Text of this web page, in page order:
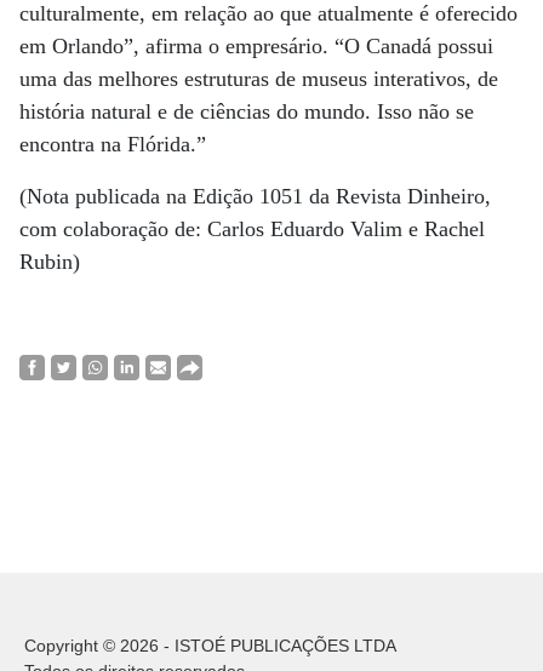
culturalmente, em relação ao que atualmente é oferecido
em Orlando”, afirma o empresário. “O Canadá possui
uma das melhores estruturas de museus interativos, de
história natural e de ciências do mundo. Isso não se
encontra na Flórida.”
(Nota publicada na Edição 1051 da Revista Dinheiro,
com colaboração de: Carlos Eduardo Valim e Rachel
Rubin)
Copyright © 2026 - ISTOÉ PUBLICAÇÕES LTDA